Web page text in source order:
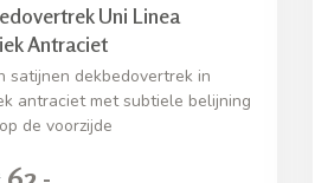
Uni Linea
Antraciet
satijnen dekbedovertrek in
antraciet met subtiele belijning
de voorzijde